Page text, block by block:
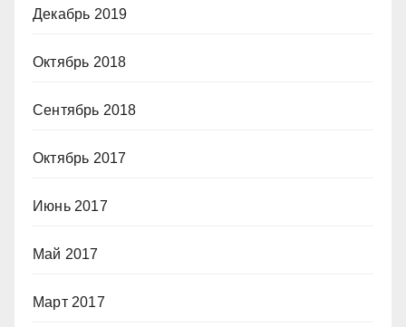
Декабрь 2019
Октябрь 2018
Сентябрь 2018
Октябрь 2017
Июнь 2017
Май 2017
Март 2017